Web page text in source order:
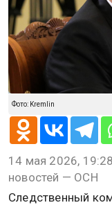
Фото: Kremlin
14 мая 2026,
новостей — ОСН
Следственный